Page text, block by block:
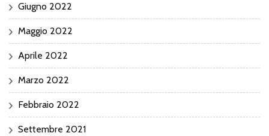
Giugno 2022
Maggio 2022
Aprile 2022
Marzo 2022
Febbraio 2022
Settembre 2021